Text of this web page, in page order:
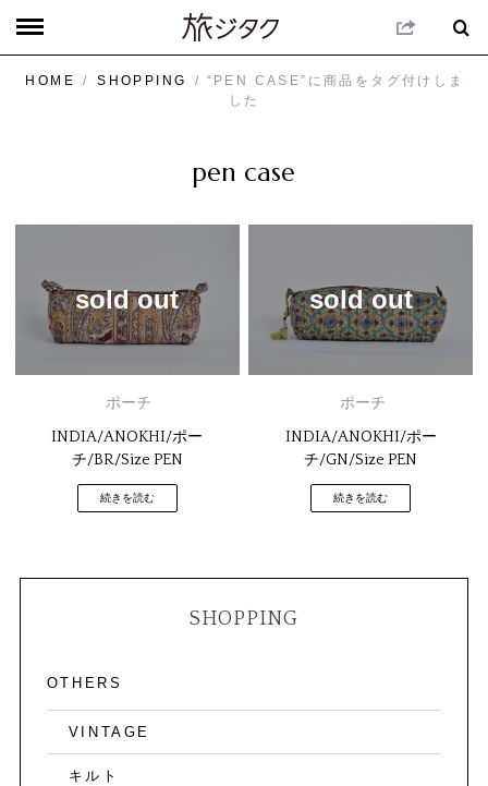
HOME / SHOPPING
/ “PEN CASE”に商品をタグ付けしま
した
pen case
sold out
ポーチ
INDIA/ANOKHI/ポー
チ/BR/Size PEN
続きを読む
sold out
ポーチ
INDIA/ANOKHI/ポー
チ/GN/Size PEN
続きを読む
SHOPPING
OTHERS
VINTAGE
キルト